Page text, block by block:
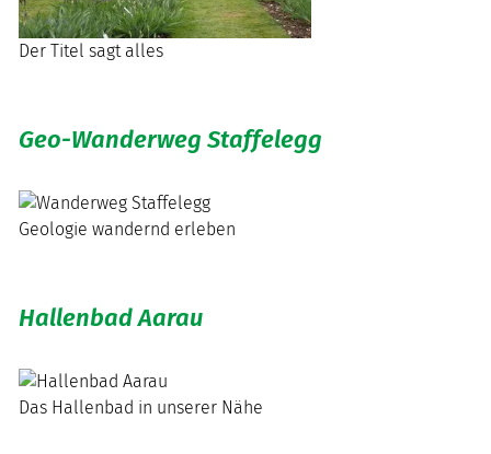
Der Titel sagt alles
Geo-Wanderweg Staffelegg
Geologie wandernd erleben
Hallenbad Aarau
Das Hallenbad in unserer Nähe